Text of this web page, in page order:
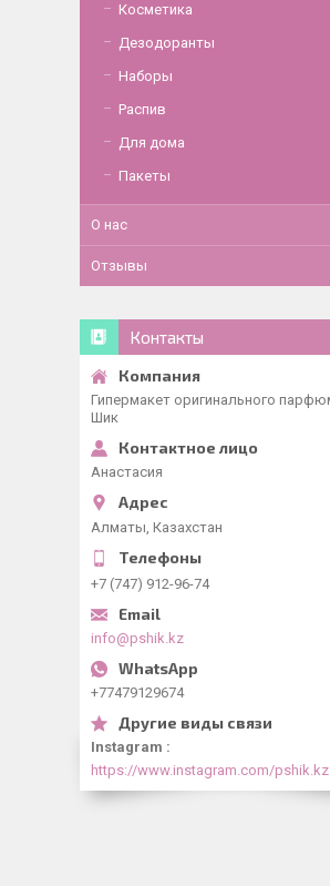
Косметика
Дезодоранты
Наборы
Распив
Для дома
Пакеты
О нас
Отзывы
Контакты
Гипермакет оригинального
Шик
Анастасия
Алматы, Казахстан
+7 (747) 912-96-74
info@pshik.kz
+77479129674
Instagram
https://www.instagram.com/pshik.kz